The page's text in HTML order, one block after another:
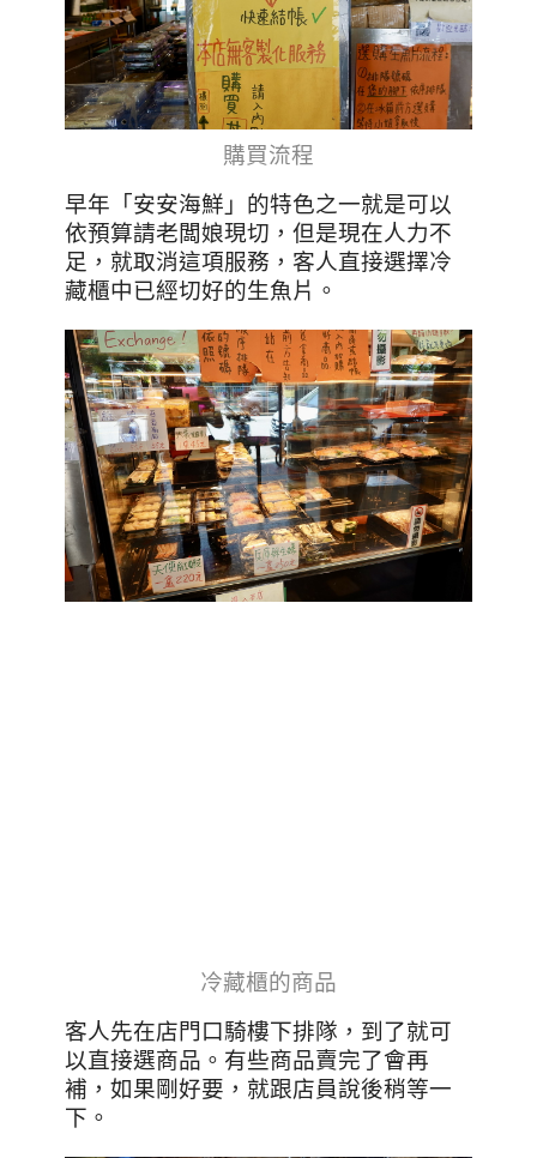
購買流程
早年「安安海鮮」的特色之一就是可以
依預算請老闆娘現切，但是現在人力不
足，就取消這項服務，客人直接選擇冷
藏櫃中已經切好的生魚片。
冷藏櫃的商品
客人先在店門口騎樓下排隊，到了就可
以直接選商品。有些商品賣完了會再
補，如果剛好要，就跟店員說後稍等一
下 。